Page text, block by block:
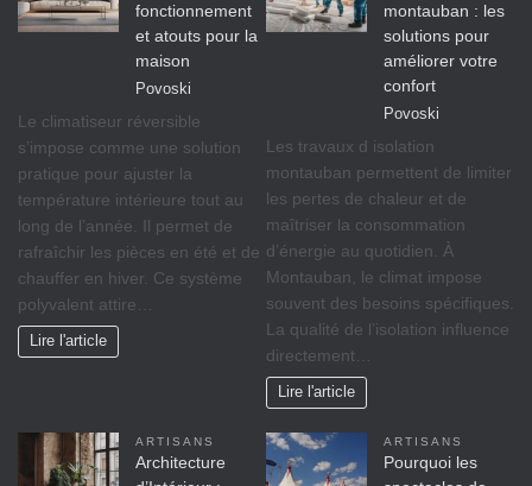
fonctionnement
et atouts pour la
maison
Povoski
Le climatiseur réversible
s’impose comme une solution
pratique pour ajuster la
température intérieure tout au
long de l’année. Il permet de
rafraîchir les pièces en été et de
chauffer en hiver. Ce système
polyvalent attire…
Lire l'article
montauban : les
solutions pour
améliorer votre
confort
Povoski
Les travaux d isolation
montauban permettent de limiter
les pertes de chaleur et de
maîtriser la consommation
d’énergie au quotidien. À
Montauban, le climat impose
souvent des besoins spécifiques.
La qualité de l’isolation influence
directement…
Lire l'article
ARTISANS
Architecture
ARTISANS
Pourquoi les